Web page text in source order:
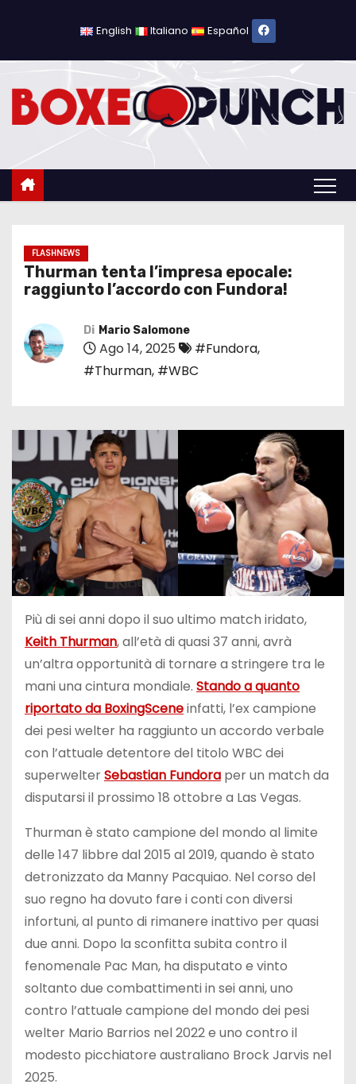
c
English Italiano Español
FLASHNEWS
Thurman tenta l’impresa epocale:
raggiunto l’accordo con Fundora!
Di Mario Salomone
Ago 14, 2025 #Fundora,
#Thurman, #WBC
Più di sei anni dopo il suo ultimo match iridato,
Keith Thurman, all’età di quasi 37 anni, avrà
un’altra opportunità di tornare a stringere tra le
mani una cintura mondiale. Stando a quanto
riportato da BoxingSceneinfatti, l’ex campione
dei pesi welter ha raggiunto un accordo verbale
con l’attuale detentore del titolo WBC dei
superwelterSebastian Fundora per un match da
disputarsi il prossimo 18 ottobre a Las Vegas.
Thurman è stato campione del mondo al limite
delle 147 libbre dal 2015 al 2019, quando è stato
detronizzato da Manny Pacquiao. Nel corso del
suo regno ha dovuto fare i conti con diversi
infortuni, al punto di rimanere inattivo per quasi
due anni. Dopo la sconfitta subita contro il
fenomenale Pac Man, ha disputato e vinto
soltanto due combattimenti in sei anni, uno
contro l’attuale campione del mondo dei pesi
welter Mario Barrios nel 2022 e uno contro il
modesto picchiatore australiano Brock Jarvis nel
2025.